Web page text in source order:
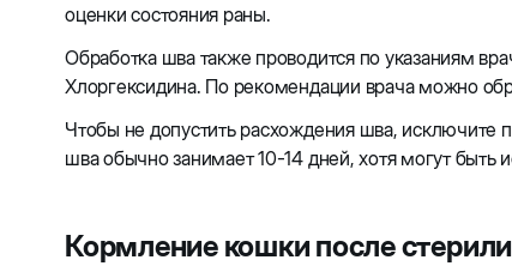
оценки состояния раны.
Обработка шва также проводится по указаниям
Хлоргексидина. По рекомендации врача можно
Чтобы не допустить расхождения шва, исключите
шва обычно занимает 10-14 дней, хотя могут быть
Кормление кошки после